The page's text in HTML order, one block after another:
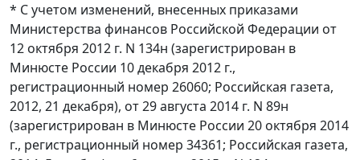
* С учетом изменений, внесенных приказами
Министерства финансов Российской Федерации от
12 октября 2012 г. N 134н (зарегистрирован в
Минюсте России 10 декабря 2012 г.,
регистрационный номер 26060; Российская газета,
2012, 21 декабря), от 29 августа 2014 г. N 89н
(зарегистрирован в Минюсте России 20 октября 2014
г., регистрационный номер 34361; Российская газета,